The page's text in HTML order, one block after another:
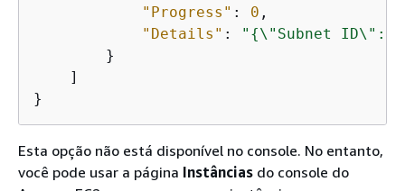
"Progress" : 0 ,
"Details" : " {\"Subnet
        }
    ]
}
Esta opção não está disponível no console. No entanto,
você pode usar a página Instâncias do console do